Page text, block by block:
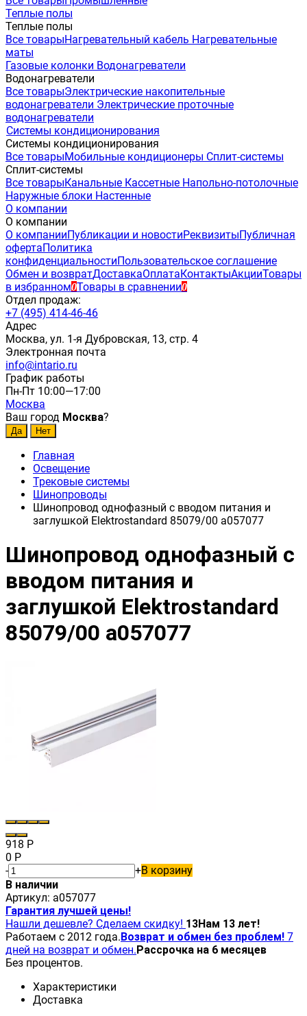
Теплые полы
Теплые полы
Все товарыНагревательный кабель Нагревательные
маты
Газовые колонки Водонагреватели
Водонагреватели
Все товарыЭлектрические накопительные
водонагреватели Электрические проточные
водонагреватели
Системы кондиционирования
Системы кондиционирования
Все товарыМобильные кондиционеры Сплит-системы
Сплит-системы
Все товарыКанальные Кассетные Напольно-потолочные
Наружные блоки Настенные
О компании
О компании
О компанииПубликации и новостиРеквизитыПубличная
офертаПолитика
конфиденциальностиПользовательское соглашение
Обмен и возвратДоставкаОплатаКонтактыАкцииТовары
в избранном0Товары в сравнении0
Отдел продаж:
+7 (495) 414-46-46
Адрес
Москва, ул. 1-я Дубровская, 13, стр. 4
Электронная почта
info@intario.ru
График работы
Пн-Пт 10:00—17:00
Москва
Ваш город Москва?
Главная
Освещение
Трековые системы
Шинопроводы
Шинопровод однофазный с вводом питания и
заглушкой Elektrostandard 85079/00 a057077
Шинопровод однофазный с
вводом питания и
заглушкой Elektrostandard
85079/00 a057077
918 Р
0 Р
-
+В корзину
В наличии
Артикул: a057077
Гарантия лучшей цены!
Нашли дешевле? Сделаем скидку! 13Нам 13 лет!
Работаем с 2012 года.Возврат и обмен без проблем! 7
дней на возврат и обмен.Рассрочка на 6 месяцев
Без процентов.
Характеристики
Доставка